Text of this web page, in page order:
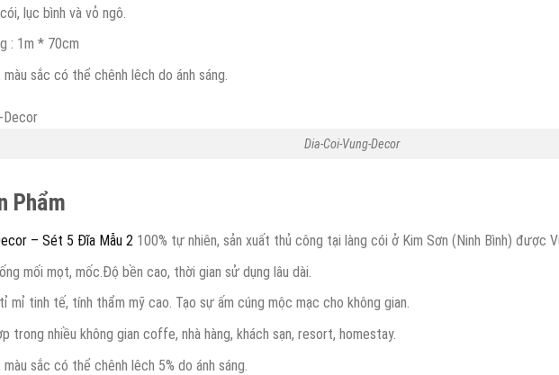
lục bình và vỏ ngô.
: 1m * 70cm
sắc có thể chênh lêch do ánh sáng.
Dia-Coi-Vung-Decor
Phẩm
– Sét 5 Đĩa Mẫu 2100% tự nhiên, sản xuất thủ công tại làng cói ở Kim Sơn (Ninh Bình) được
mối mọt, mốc.Độ bền cao, thời gian sử dụng lâu dài.
mỉ tinh tế, tính thẩm mỹ cao. Tạo sự ấm cúng mộc mạc cho không gian.
trong nhiều không gian coffe, nhà hàng, khách sạn, resort, homestay.
sắc có thể chênh lêch 5% do ánh sáng.